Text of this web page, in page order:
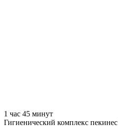
1 час 45 минут
Гигиенический комплекс пекинес